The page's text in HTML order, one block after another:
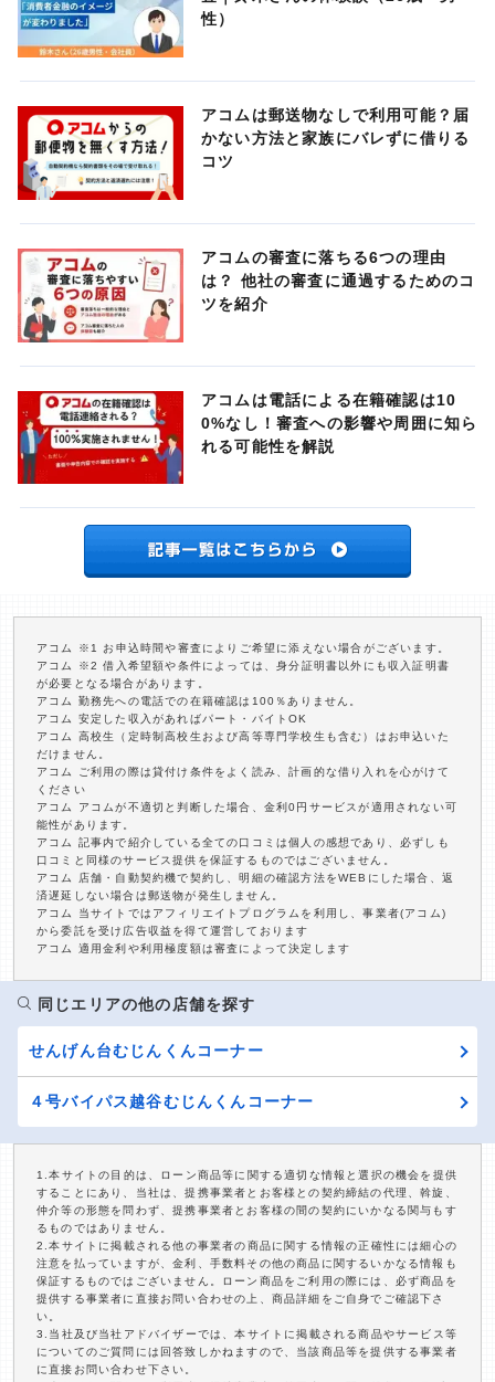
性）
アコムは郵送物なしで利用可能？届
かない方法と家族にバレずに借りる
コツ
アコムの審査に落ちる6つの理由
は？ 他社の審査に通過するためのコ
ツを紹介
アコムは電話による在籍確認は10
0%なし！審査への影響や周囲に知ら
れる可能性を解説
アコム ※1 お申込時間や審査によりご希望に添えない場合がございます。
アコム ※2 借入希望額や条件によっては、身分証明書以外にも収入証明書
が必要となる場合があります。
アコム 勤務先への電話での在籍確認は100％ありません。
アコム 安定した収入があればパート・バイトOK
アコム 高校生（定時制高校生および高等専門学校生も含む）はお申込いた
だけません。
アコム ご利用の際は貸付け条件をよく読み、計画的な借り入れを心がけて
ください
アコム アコムが不適切と判断した場合、金利0円サービスが適用されない可
能性があります。
アコム 記事内で紹介している全ての口コミは個人の感想であり、必ずしも
口コミと同様のサービス提供を保証するものではございません。
アコム 店舗・自動契約機で契約し、明細の確認方法をWEBにした場合、返
済遅延しない場合は郵送物が発生しません。
アコム 当サイトではアフィリエイトプログラムを利用し、事業者(アコム)
から委託を受け広告収益を得て運営しております
アコム 適用金利や利用極度額は審査によって決定します
同じエリアの他の店舗を探す
せんげん台むじんくんコーナー
４号バイパス越谷むじんくんコーナー
1.本サイトの目的は、ローン商品等に関する適切な情報と選択の機会を提供
することにあり、当社は、提携事業者とお客様との契約締結の代理、斡旋、
仲介等の形態を問わず、提携事業者とお客様の間の契約にいかなる関与もす
るものではありません。
2.本サイトに掲載される他の事業者の商品に関する情報の正確性には細心の
注意を払っていますが、金利、手数料その他の商品に関するいかなる情報も
保証するものではございません。ローン商品をご利用の際には、必ず商品を
提供する事業者に直接お問い合わせの上、商品詳細をご自身でご確認下さ
い。
3.当社及び当社アドバイザーでは、本サイトに掲載される商品やサービス等
についてのご質問には回答致しかねますので、当該商品等を提供する事業者
に直接お問い合わせ下さい。